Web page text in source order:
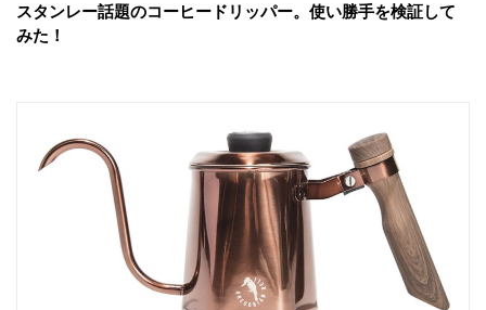
スタンレー話題のコーヒードリッパー。使い勝手を検証して
みた！